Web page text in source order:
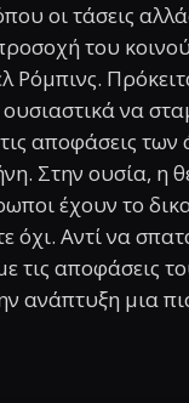
οι τάσεις
του
Ρόμπινς.
να
αποφάσεις
Στην ουσία, η
έχουν το
όχι. Αντί να
τις αποφάσεις
ανάπτυξη μια